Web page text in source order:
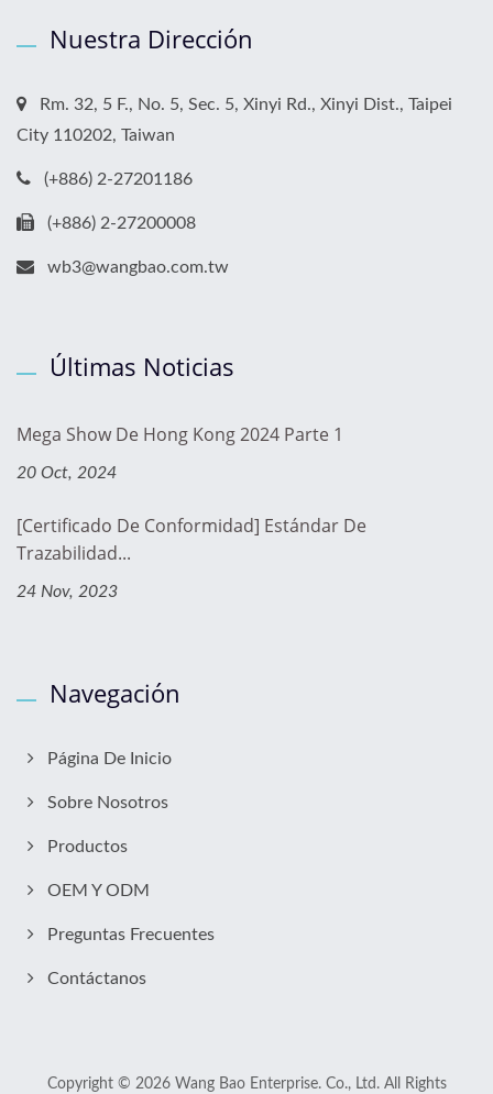
Nuestra Dirección
Rm. 32, 5 F., No. 5, Sec. 5, Xinyi Rd., Xinyi Dist., Taipei
City 110202, Taiwan
(+886) 2-27201186
(+886) 2-27200008
wb3@wangbao.com.tw
Últimas Noticias
Mega Show De Hong Kong 2024 Parte 1
20 Oct, 2024
[Certificado De Conformidad] Estándar De
Trazabilidad...
24 Nov, 2023
Navegación
Página De Inicio
Sobre Nosotros
Productos
OEM Y ODM
Preguntas Frecuentes
Contáctanos
Copyright © 2026 Wang Bao Enterprise. Co., Ltd.All Rights